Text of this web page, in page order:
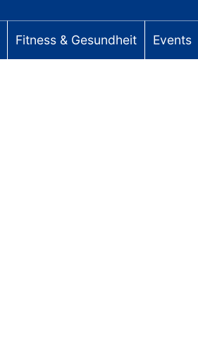
Fitness & Gesundheit Events